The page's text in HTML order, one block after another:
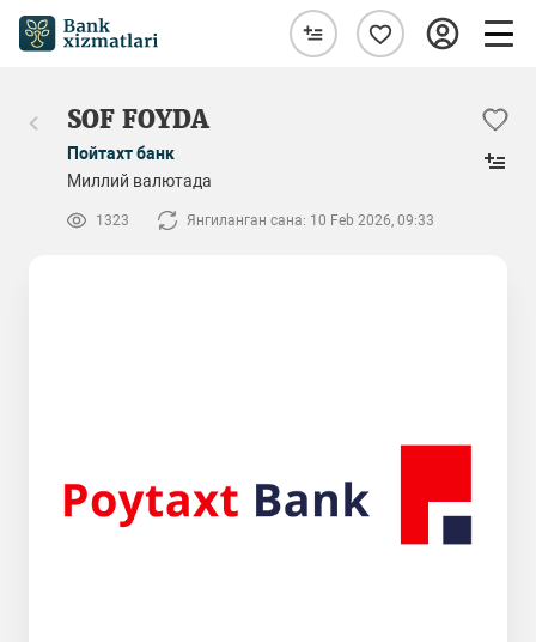
SOF FOYDA
Пойтахт банк
Миллий валютада
1323 Янгиланган сана: 10 Feb 2026, 09:33